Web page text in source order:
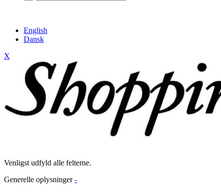
English
Dansk
X
Venligst udfyld alle felterne.
Generelle oplysninger -